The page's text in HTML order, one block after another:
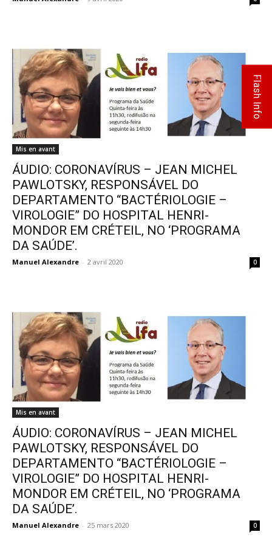
Mis en avant
ÁUDIO: CORONAVÍRUS – JEAN MICHEL
PAWLOTSKY, RESPONSÁVEL DO
DEPARTAMENTO “BACTÉRIOLOGIE –
VIROLOGIE” DO HOSPITAL HENRI-
MONDOR EM CRÉTEIL, NO ‘PROGRAMA
DA SAÚDE’.
Manuel Alexandre - 2 avril 2020 0
Mis en avant
ÁUDIO: CORONAVÍRUS – JEAN MICHEL
PAWLOTSKY, RESPONSÁVEL DO
DEPARTAMENTO “BACTÉRIOLOGIE –
VIROLOGIE” DO HOSPITAL HENRI-
MONDOR EM CRÉTEIL, NO ‘PROGRAMA
DA SAÚDE’.
Manuel Alexandre - 25 mars 2020 0
Flash Info